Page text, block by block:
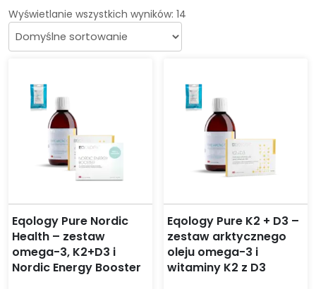
Wyświetlanie wszystkich wyników: 14
Eqology Pure Nordic
Health – zestaw
omega-3, K2+D3 i
Nordic Energy Booster
Eqology Pure K2 + D3 –
zestaw arktycznego
oleju omega-3 i
witaminy K2 z D3